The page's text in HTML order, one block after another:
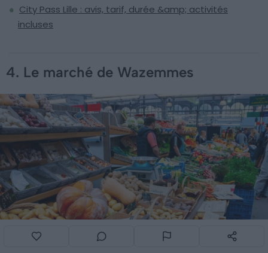
City Pass Lille : avis, tarif, durée &amp; activités
incluses
4. Le marché de Wazemmes